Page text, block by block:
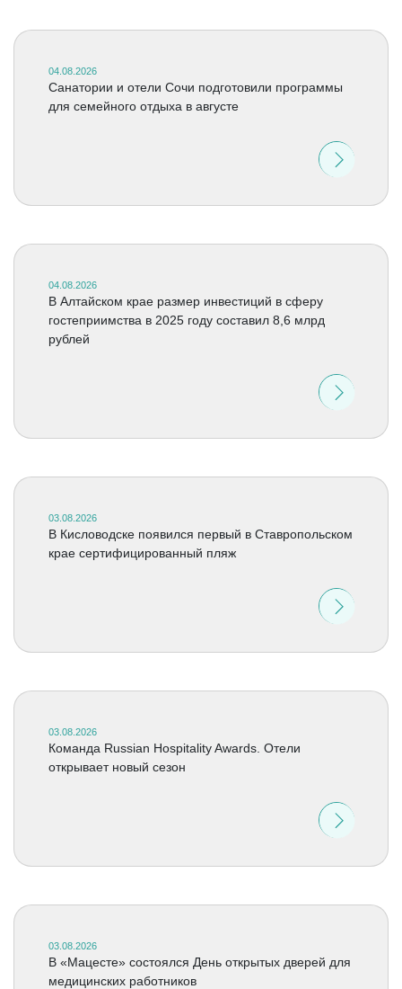
04.08.2026
Санатории и отели Сочи подготовили программы
для семейного отдыха в августе
04.08.2026
В Алтайском крае размер инвестиций в сферу
гостеприимства в 2025 году составил 8,6 млрд
рублей
03.08.2026
В Кисловодске появился первый в Ставропольском
крае сертифицированный пляж
03.08.2026
Команда Russian Hospitality Awards. Отели
открывает новый сезон
03.08.2026
В «Мацесте» состоялся День открытых дверей для
медицинских работников